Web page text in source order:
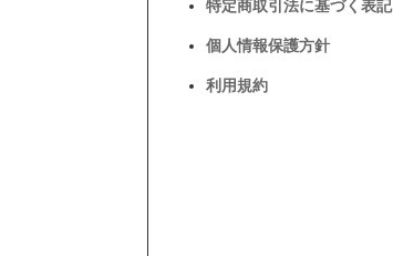
特定商取引法に基づく表記
個人情報保護方針
利用規約